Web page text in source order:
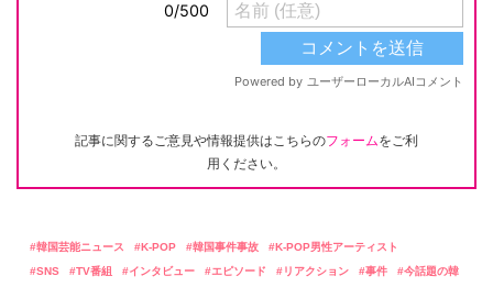
記事に関するご意見や情報提供はこちらのフォームをご利
用ください。
韓国芸能ニュース K-POP 韓国事件事故
K-POP男性アーティスト
SNS
TV番組 インタビュー エピソード リアクション 事件
今話題の韓